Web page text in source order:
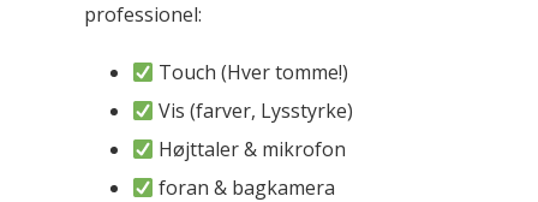
professionel:
Touch (Hver tomme!)
Vis (farver, Lysstyrke)
Højttaler & mikrofon
foran & bagkamera